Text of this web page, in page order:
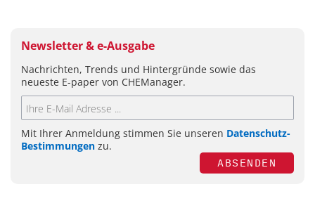
Newsletter & e-Ausgabe
Nachrichten, Trends und Hintergründe sowie das
neueste E-paper von CHEManager.
Mit Ihrer Anmeldung stimmen Sie unseren Datenschutz-
Bestimmungen zu.
ABSENDEN